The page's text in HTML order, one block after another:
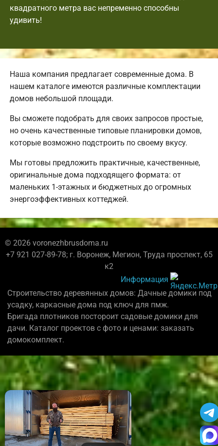
квадратного метра вас непременно способны
удивить!
Наша компания предлагает современные дома. В
нашем каталоге имеются различные комплектации
домов небольшой площади.
Вы сможете подобрать для своих запросов простые,
но очень качественные типовые планировки домов,
которые возможно подстроить по своему вкусу.
Мы готовы предложить практичные, качественные,
оригинальные дома подходящего формата: от
маленьких 1-этажных и бюджетных до огромных
энергоэффективных коттеджей.
© 2026 voronezhbrusdoma.ru
+7 921 027-89-78; г. Воронеж, Мегион, Труда проспект, 65
к2
Информация
Строительство деревянных домов: Дачные домики под
усадку, каркасные дома под ключ для пмж.
Бригада плотников постороит садовые домики для
дачи. Каталог проектов с фото и ценами: заказать
домокомплект.